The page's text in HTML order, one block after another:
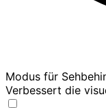
Modus für
Verbessert die